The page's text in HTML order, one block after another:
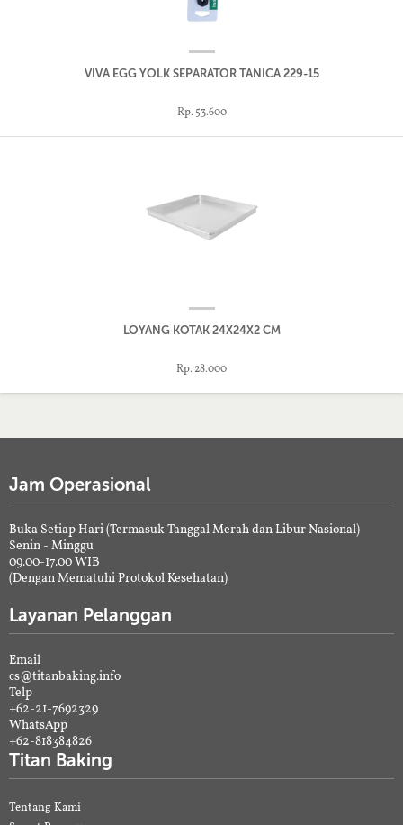
VIVA EGG YOLK SEPARATOR TANICA 229-15
Rp. 53.600
LOYANG KOTAK 24X24X2 CM
Rp. 28.000
Jam Operasional
Buka Setiap Hari (Termasuk Tanggal Merah dan Libur Nasional)
Senin - Minggu
09.00-17.00 WIB
(Dengan Mematuhi Protokol Kesehatan)
Layanan Pelanggan
Email
cs@titanbaking.info
Telp
+62-21-7692329
WhatsApp
+62-818384826
Titan Baking
Tentang Kami